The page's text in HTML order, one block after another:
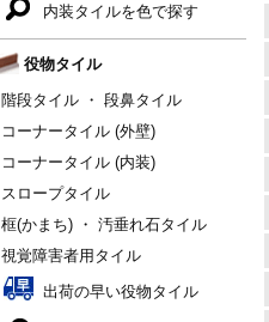
内装タイルを色で探す
役物タイル
階段タイル ・ 段鼻タイル
コーナータイル (外壁)
コーナータイル (内装)
スロープタイル
框(かまち) ・ 汚垂れ石タイル
視覚障害者用タイル
出荷の早い役物タイル